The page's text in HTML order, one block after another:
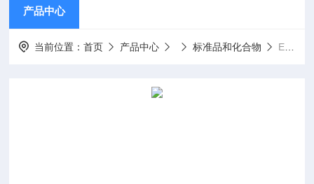
产品中心
当前位置：首页 产品中心 标准品和化合物 ERM-DA471/IFCCERM标准品